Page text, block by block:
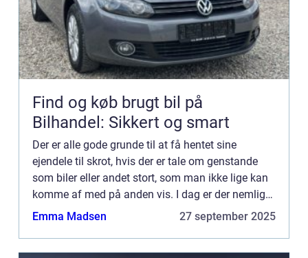
Find og køb brugt bil på
Bilhandel: Sikkert og smart
Der er alle gode grunde til at få hentet sine
ejendele til skrot, hvis der er tale om genstande
som biler eller andet stort, som man ikke lige kan
komme af med på anden vis. I dag er der nemlig
et større fokus på, hvordan vi ...
Emma Madsen 27 september 2025